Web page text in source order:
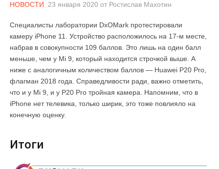
НОВОСТИ 23 января 2020 от Ростислав Махотин
Специалисты лаборатории DxOMark протестировали
камеру iPhone 11. Устройство расположилось на 17-м месте,
набрав в совокупности 109 баллов. Это лишь на один балл
меньше, чем у Mi 9, который находится строчкой выше. А
ниже с аналогичным количеством баллов — Huawei P20 Pro,
флагман 2018 года. Справедливости ради, важно отметить,
что и у Mi 9, и у P20 Pro тройная камера. Напомним, что в
iPhone нет телевика, только ширик, это тоже повлияло на
конечную оценку.
Итоги